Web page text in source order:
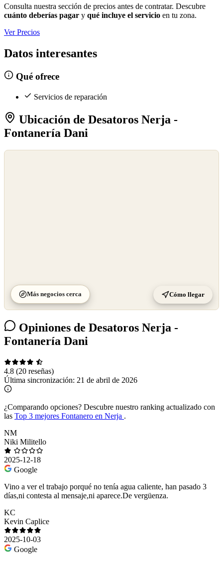
Consulta nuestra sección de precios antes de contratar. Descubre
cuánto deberías pagar y qué incluye el servicio en tu zona.
Ver Precios
Datos interesantes
Qué ofrece
Servicios de reparación
Ubicación de Desatoros Nerja -
Fontanería Dani
Más negocios cerca Cómo llegar
Opiniones de Desatoros Nerja -
Fontanería Dani
4.8 (20 reseñas)
Última sincronización: 21 de abril de 2026
¿Comparando opciones? Descubre nuestro ranking actualizado con
las Top 3 mejores Fontanero en Nerja .
NM
Niki Militello
2025-12-18
Google
Vino a ver el trabajo porqué no tenía agua caliente, han pasado 3
días,ni contesta al mensaje,ni aparece.De vergüenza.
KC
Kevin Caplice
2025-10-03
Google